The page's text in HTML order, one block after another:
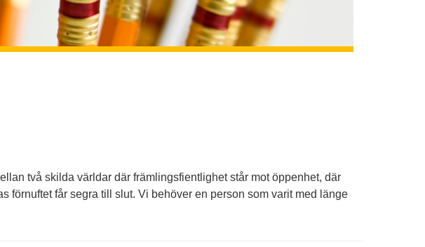
två skilda världar där främlingsfientlighet står mot öppenhet, där
förnuftet får segra till slut. Vi behöver en person som varit med länge